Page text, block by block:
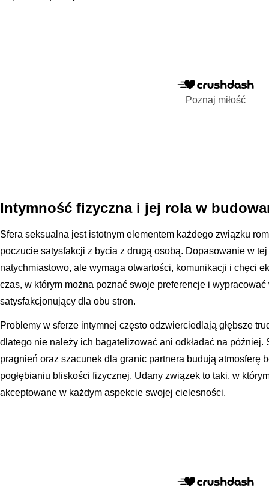
Poznaj miłość
Intymność fizyczna i jej rola w
Sfera seksualna jest istotnym elementem każdego związku
poczucie satysfakcji z bycia z drugą osobą. Dopasowanie w
natychmiastowo, ale wymaga otwartości, komunikacji i chęci
czas, w którym można poznać swoje preferencje i
satysfakcjonujący dla obu stron.
Problemy w sferze intymnej często odzwierciedlają głębsze
dlatego nie należy ich bagatelizować ani odkładać na
pragnień oraz szacunek dla granic partnera budują atmosferę
pogłębianiu bliskości fizycznej. Udany związek to taki, w
akceptowane w każdym aspekcie swojej cielesności.